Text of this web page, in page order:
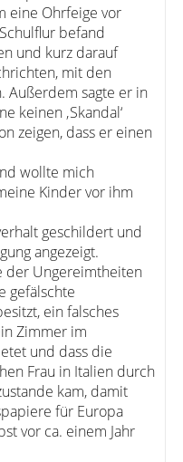
eine Ohrfeige vor
befand
und kurz darauf
mit den
Außerdem sagte er in
keinen ‚Skandal‘
zeigen, dass er einen
wollte mich
Kinder vor ihm
geschildert und
angezeigt.
der Ungereimtheiten
gefälschte
ein falsches
Zimmer im
und dass die
Frau in Italien durch
kam, damit
für Europa
vor ca. einem Jahr